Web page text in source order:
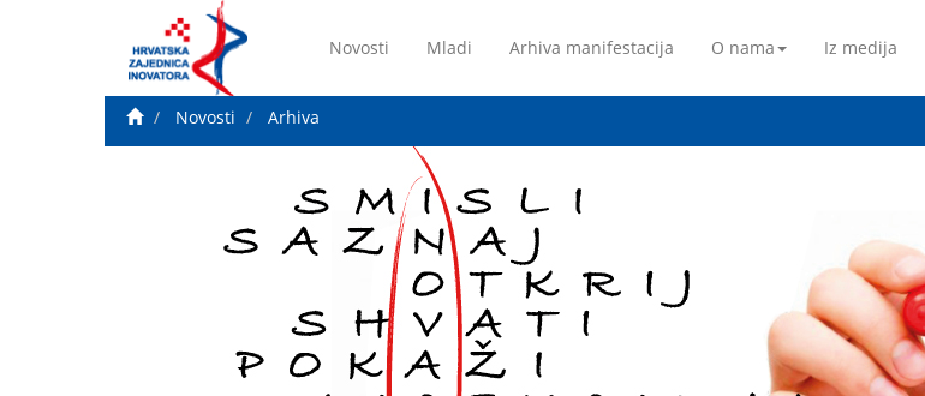
Novosti Mladi Arhiva manifestacija O nama Iz medija
Novosti Arhiva